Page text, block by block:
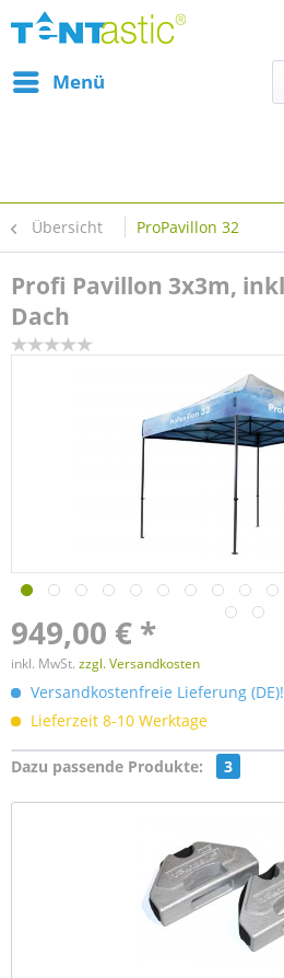
Menü
Übersicht ProPavillon 32
Profi Pavillon 3x3m,
Dach
949,00 € *
inkl. MwSt. zzgl. Versandkosten
Versandkostenfreie Lieferung (DE)!
Lieferzeit 8-10 Werktage
Dazu passende Produkte: 3